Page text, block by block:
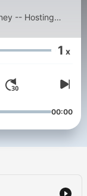
量 1 x
00:00